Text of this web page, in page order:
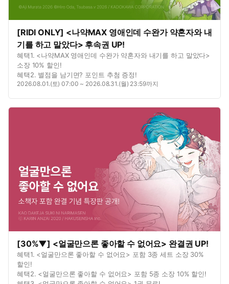
[RIDI ONLY] <나약MAX 영애인데 수완가 약혼자와 내
기를 하고 말았다> 후속권 UP!
혜택1. <나약MAX 영애인데 수완가 약혼자와 내기를 하고 말았다>
소장 10% 할인!
혜택2. 별점을 남기면? 포인트 추첨 증정!
2026.08.01.(토) 07:00 ~ 2026.08.31.(월) 23:59까지
[30%▼] <얼굴만으론 좋아할 수 없어요> 완결권 UP!
혜택1. <얼굴만으론 좋아할 수 없어요> 포함 3종 세트 소장 30%
할인!
혜택2. <얼굴만으론 좋아할 수 없어요> 포함 5종 소장 10% 할인!